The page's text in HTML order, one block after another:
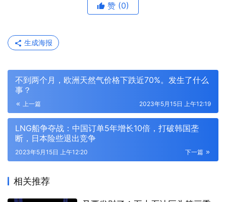
赞 (0)
生成海报
不到两个月，欧洲天然气价格下跌近70%。发生了什么
事？
上一篇 2023年5月15日 上午12:19
LNG船争夺战：中国订单5年增长10倍，打破韩国垄
断，日本险些退出竞争
下一篇
2023年5月15日 上午12:20
相关推荐